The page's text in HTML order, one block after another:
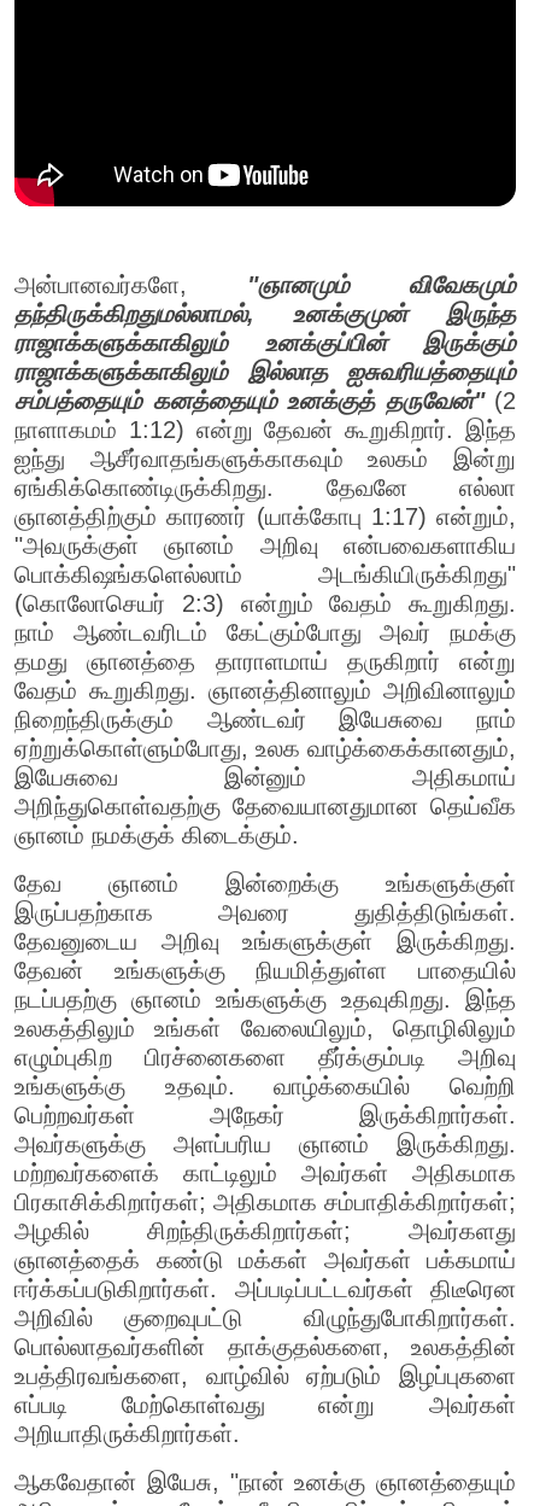
அன்பானவர்களே,
"ஞானமும் விவேகமும்
தந்திருக்கிறதுமல்லாமல், உனக்குமுன் இருந்த
ராஜாக்களுக்காகிலும் உனக்குப்பின் இருக்கும்
ராஜாக்களுக்காகிலும் இல்லாத ஐசுவரியத்தையும்
சம்பத்தையும் கனத்தையும் உனக்குத் தருவேன்"(2
நாளாகமம் 1:12) என்று தேவன் கூறுகிறார். இந்த
ஐந்து ஆசீர்வாதங்களுக்காகவும் உலகம் இன்று
ஏங்கிக்கொண்டிருக்கிறது. தேவனே எல்லா
ஞானத்திற்கும் காரணர் (யாக்கோபு 1:17) என்றும்,
"அவருக்குள் ஞானம் அறிவு என்பவைகளாகிய
பொக்கிஷங்களெல்லாம் அடங்கியிருக்கிறது"
(கொலோசெயர் 2:3) என்றும் வேதம் கூறுகிறது.
நாம் ஆண்டவரிடம் கேட்கும்போது அவர் நமக்கு
தமது ஞானத்தை தாராளமாய் தருகிறார் என்று
வேதம் கூறுகிறது. ஞானத்தினாலும் அறிவினாலும்
நிறைந்திருக்கும் ஆண்டவர் இயேசுவை நாம்
ஏற்றுக்கொள்ளும்போது, உலக வாழ்க்கைக்கானதும்,
இயேசுவை இன்னும் அதிகமாய்
அறிந்துகொள்வதற்கு தேவையானதுமான தெய்வீக
ஞானம் நமக்குக் கிடைக்கும்.
தேவ ஞானம் இன்றைக்கு உங்களுக்குள்
இருப்பதற்காக அவரை துதித்திடுங்கள்.
தேவனுடைய அறிவு உங்களுக்குள் இருக்கிறது.
தேவன் உங்களுக்கு நியமித்துள்ள பாதையில்
நடப்பதற்கு ஞானம் உங்களுக்கு உதவுகிறது. இந்த
உலகத்திலும் உங்கள் வேலையிலும், தொழிலிலும்
எழும்புகிற பிரச்னைகளை தீர்க்கும்படி அறிவு
உங்களுக்கு உதவும். வாழ்க்கையில் வெற்றி
பெற்றவர்கள் அநேகர் இருக்கிறார்கள்.
அவர்களுக்கு அளப்பரிய ஞானம் இருக்கிறது.
மற்றவர்களைக் காட்டிலும் அவர்கள் அதிகமாக
பிரகாசிக்கிறார்கள்; அதிகமாக சம்பாதிக்கிறார்கள்;
அழகில் சிறந்திருக்கிறார்கள்; அவர்களது
ஞானத்தைக் கண்டு மக்கள் அவர்கள் பக்கமாய்
ஈர்க்கப்படுகிறார்கள். அப்படிப்பட்டவர்கள் திடீரென
அறிவில் குறைவுபட்டு விழுந்துபோகிறார்கள்.
பொல்லாதவர்களின் தாக்குதல்களை, உலகத்தின்
உபத்திரவங்களை, வாழ்வில் ஏற்படும் இழப்புகளை
எப்படி மேற்கொள்வது என்று அவர்கள்
அறியாதிருக்கிறார்கள்.
ஆகவேதான் இயேசு, "நான் உனக்கு ஞானத்தையும்